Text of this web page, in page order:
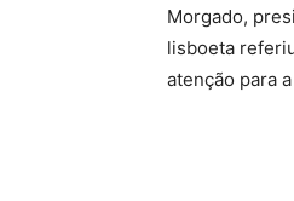
Morgado,
lisboeta
atenção para